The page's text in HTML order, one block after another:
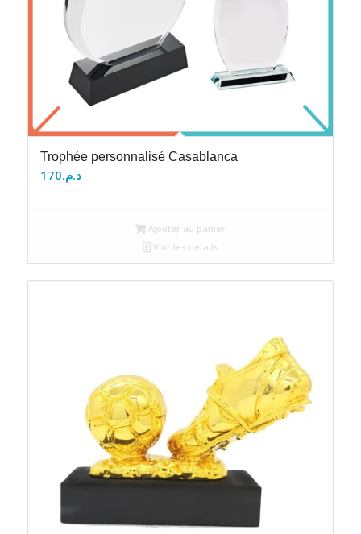
Trophée personnalisé Casablanca
د.م.170
Ajouter au panier
Voir les détails